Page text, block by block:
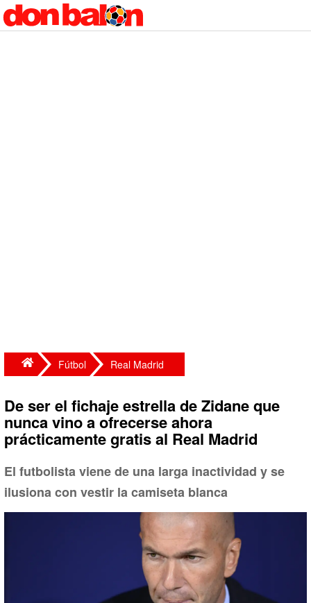
Fútbol Real Madrid
De ser el fichaje estrella de Zidane que
nunca vino a ofrecerse ahora
prácticamente gratis al Real Madrid
El futbolista viene de una larga inactividad y se
ilusiona con vestir la camiseta blanca